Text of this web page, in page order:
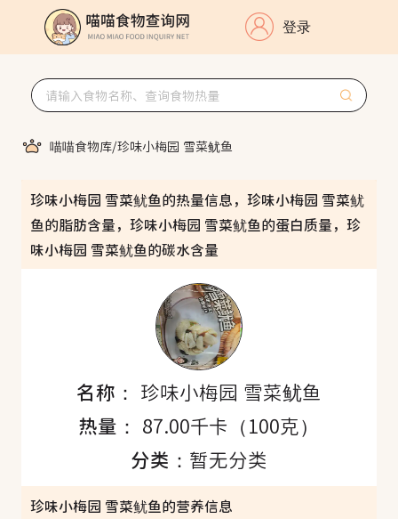
登录
喵喵食物库/珍味小梅园 雪菜鱿鱼
珍味小梅园 雪菜鱿鱼的热量信息，珍味小梅园 雪菜鱿
鱼的脂肪含量，珍味小梅园 雪菜鱿鱼的蛋白质量，珍
味小梅园 雪菜鱿鱼的碳水含量
名称： 珍味小梅园 雪菜鱿鱼
热量： 87.00千卡（100克）
分类： 暂无分类
珍味小梅园 雪菜鱿鱼的营养信息